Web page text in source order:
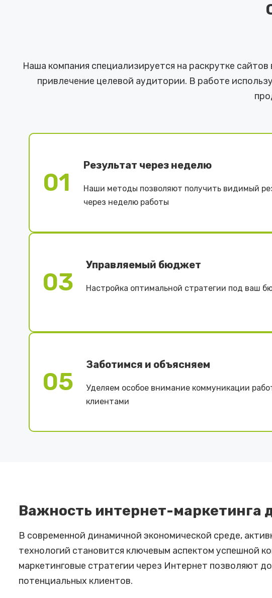
Наша компания специализируется на раскрутке
привлечение целевой аудитории. В работе
01
Результат через неделю
Наши методы позволяют получить видимый
через неделю работы
03
Управляемый бюджет
Настройка оптимальной стратегии под ваш
05
Заботимся и объясняем
Уделяем особое внимание коммуникации
клиентами
Важность интернет-маркетинга
В современной динамичной экономической среде,
технологий становится ключевым аспектом успешной
маркетинговые стратегии через Интернет позволяют
потенциальных клиентов.